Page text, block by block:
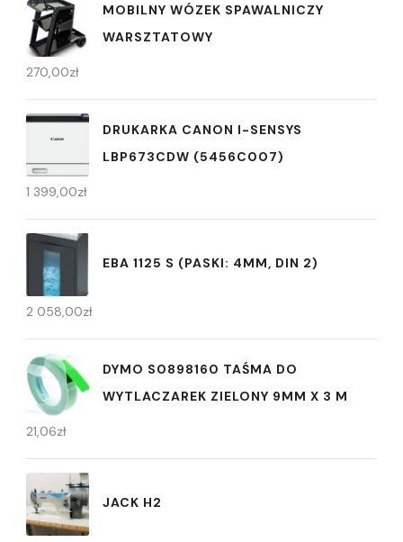
MOBILNY WÓZEK SPAWALNICZY
WARSZTATOWY
270,00zł
DRUKARKA CANON I-SENSYS
LBP673CDW (5456C007)
1 399,00zł
EBA 1125 S (PASKI: 4MM, DIN 2)
2 058,00zł
DYMO S0898160 TAŚMA DO
WYTLACZAREK ZIELONY 9MM X 3 M
21,06zł
JACK H2